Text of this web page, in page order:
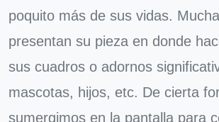
poquito más de sus vidas.
presentan su pieza en donde
sus cuadros o adornos
mascotas, hijos, etc. De cierta
sumergimos en la pantalla para